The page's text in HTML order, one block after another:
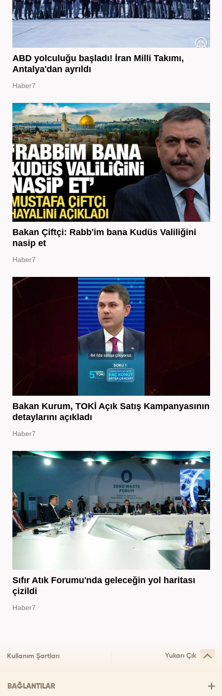
ABD yolculuğu başladı! İran Milli Takımı,
Antalya'dan ayrıldı
Haber7
Bakan Çiftçi: Rabb'im bana Kudüs Valiliğini
nasip et
Haber7
Bakan Kurum, TOKİ Açık Satış Kampanyasının
detaylarını açıkladı
Haber7
Sıfır Atık Forumu'nda geleceğin yol haritası
çizildi
Haber7
Kullanım Şartları Yukarı Çık
BAĞLANTILAR